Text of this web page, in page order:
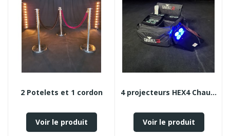
2 Potelets et 1 cordon
Voir le produit
4 projecteurs HEX4 Chauvet
Voir le produit